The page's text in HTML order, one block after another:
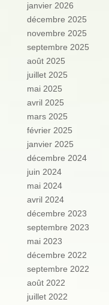
janvier 2026
décembre 2025
novembre 2025
septembre 2025
août 2025
juillet 2025
mai 2025
avril 2025
mars 2025
février 2025
janvier 2025
décembre 2024
juin 2024
mai 2024
avril 2024
décembre 2023
septembre 2023
mai 2023
décembre 2022
septembre 2022
août 2022
juillet 2022